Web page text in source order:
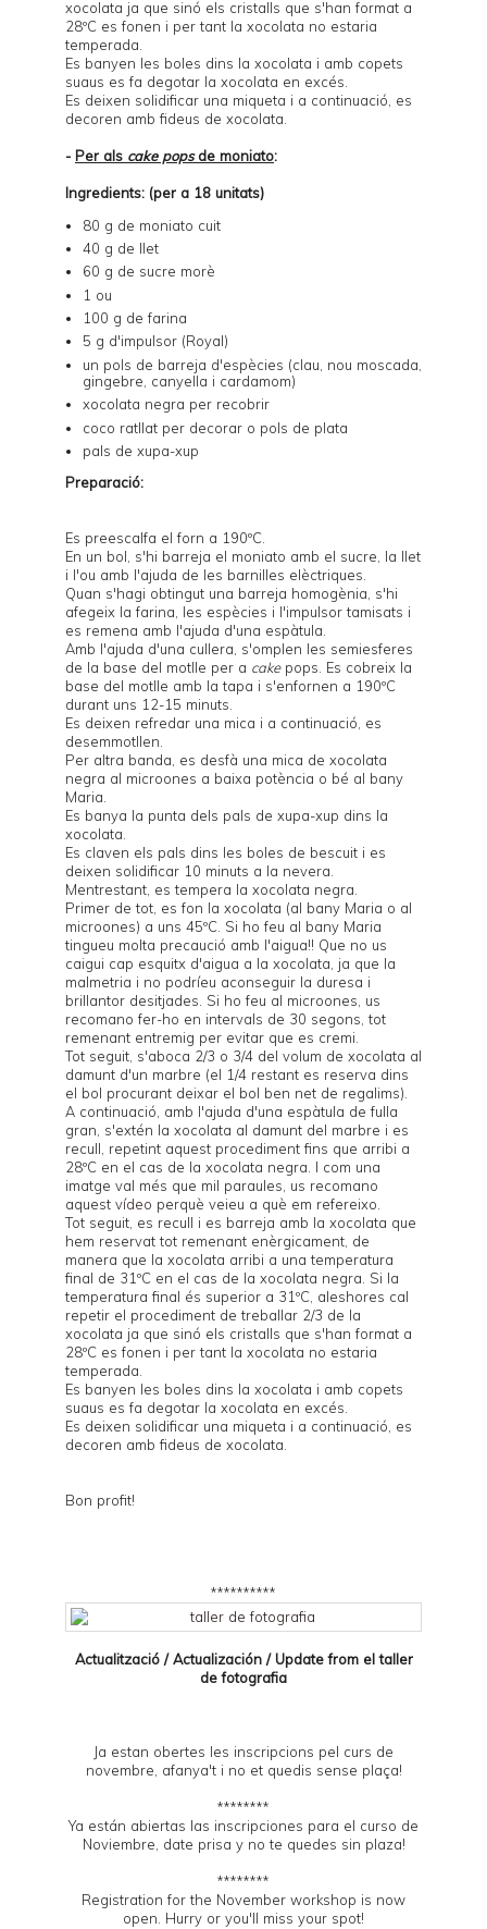
xocolata ja que sinó els cristalls que s'han format a
28ºC es fonen i per tant la xocolata no estaria
temperada.
Es banyen les boles dins la xocolata i amb copets
suaus es fa degotar la xocolata en excés.
Es deixen solidificar una miqueta i a continuació, es
decoren amb fideus de xocolata.
- Per als cake popsde moniato:
Ingredients: (per a 18 unitats)
80 g de moniato cuit
40 g de llet
60 g de sucre morè
1 ou
100 g de farina
5 g d'impulsor (Royal)
un pols de barreja d'espècies (clau, nou moscada,
gingebre, canyella i cardamom)
xocolata negra per recobrir
coco ratllat per decorar o pols de plata
pals de xupa-xup
Preparació:
Es preescalfa el forn a 190ºC.
En un bol, s'hi barreja el moniato amb el sucre, la llet
i l'ou amb l'ajuda de les barnilles elèctriques.
Quan s'hagi obtingut una barreja homogènia, s'hi
afegeix la farina, les espècies i l'impulsor tamisats i
es remena amb l'ajuda d'una espàtula.
Amb l'ajuda d'una cullera, s'omplen les semiesferes
de la base del motlle per a cakepops . Es cobreix la
base del motlle amb la tapa i s'enfornen a 190ºC
durant uns 12-15 minuts.
Es deixen refredar una mica i a continuació, es
desemmotllen.
Per altra banda, es desfà una mica de xocolata
negra al microones a baixa potència o bé al bany
Maria.
Es banya la punta dels pals de xupa-xup dins la
xocolata.
Es claven els pals dins les boles de bescuit i es
deixen solidificar 10 minuts a la nevera.
Mentrestant, es tempera la xocolata negra.
Primer de tot, es fon la xocolata (al bany Maria o al
microones) a uns 45ºC. Si ho feu al bany Maria
tingueu molta precaució amb l'aigua!! Que no us
caigui cap esquitx d'aigua a la xocolata, ja que la
malmetria i no podríeu aconseguir la duresa i
brillantor desitjades. Si ho feu al microones, us
recomano fer-ho en intervals de 30 segons, tot
remenant entremig per evitar que es cremi.
Tot seguit, s'aboca 2/3 o 3/4 del volum de xocolata al
damunt d'un marbre (el 1/4 restant es reserva dins
el bol procurant deixar el bol ben net de regalims).
A continuació, amb l'ajuda d'una espàtula de fulla
gran, s'extén la xocolata al damunt del marbre i es
recull, repetint aquest procediment fins que arribi a
28ºC en el cas de la xocolata negra. I com una
imatge val més que mil paraules, us recomano
aquest vídeo perquè veieu a què em refereixo.
Tot seguit, es recull i es barreja amb la xocolata que
hem reservat tot remenant enèrgicament, de
manera que la xocolata arribi a una temperatura
final de 31ºC en el cas de la xocolata negra. Si la
temperatura final és superior a 31ºC, aleshores cal
repetir el procediment de treballar 2/3 de la
xocolata ja que sinó els cristalls que s'han format a
28ºC es fonen i per tant la xocolata no estaria
temperada.
Es banyen les boles dins la xocolata i amb copets
suaus es fa degotar la xocolata en excés.
Es deixen solidificar una miqueta i a continuació, es
decoren amb fideus de xocolata.
Bon profit!
**********
Actualització / Actualización / Update from eltaller
de fotografia
Ja estan obertes les inscripcions pel curs de
novembre, afanya't i no et quedis sense plaça!
********
Ya están abiertas las inscripciones para el curso de
Noviembre, date prisa y no te quedes sin plaza!
********
Registration for the November workshop is now
open. Hurry or you'll miss your spot!